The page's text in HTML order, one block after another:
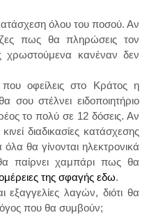
όλου του ποσού. Αν
πως θα πληρώσεις τον
χρωστούμενα κανέναν δεν
οφείλεις στο Κράτος η
σου στέλνει ειδοποιητήριο
το πολύ σε 12 δόσεις. Αν
διαδικασίες κατάσχεσης
θα γίνονται ηλεκτρονικά
παίρνει χαμπάρι πως θα
της σφαγής εδω.
εξαγγελίες λαγών, διότι θα
που θα συμβούν;